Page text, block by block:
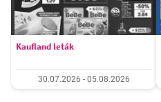
Kaufland leták
30.07.2026 - 05.08.2026